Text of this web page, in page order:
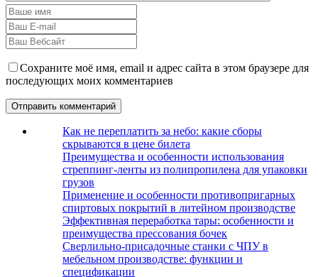
Сохраните моё имя, email и адрес сайта в этом браузере для
последующих моих комментариев
Как не переплатить за небо: какие сборы
скрываются в цене билета
Преимущества и особенности использования
стреппинг-ленты из полипропилена для упаковки
грузов
Применение и особенности противопригарных
спиртовых покрытий в литейном производстве
Эффективная переработка тары: особенности и
преимущества прессования бочек
Сверлильно-присадочные станки с ЧПУ в
мебельном производстве: функции и
спецификации